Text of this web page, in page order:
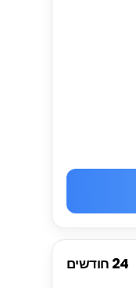
24 חודשים